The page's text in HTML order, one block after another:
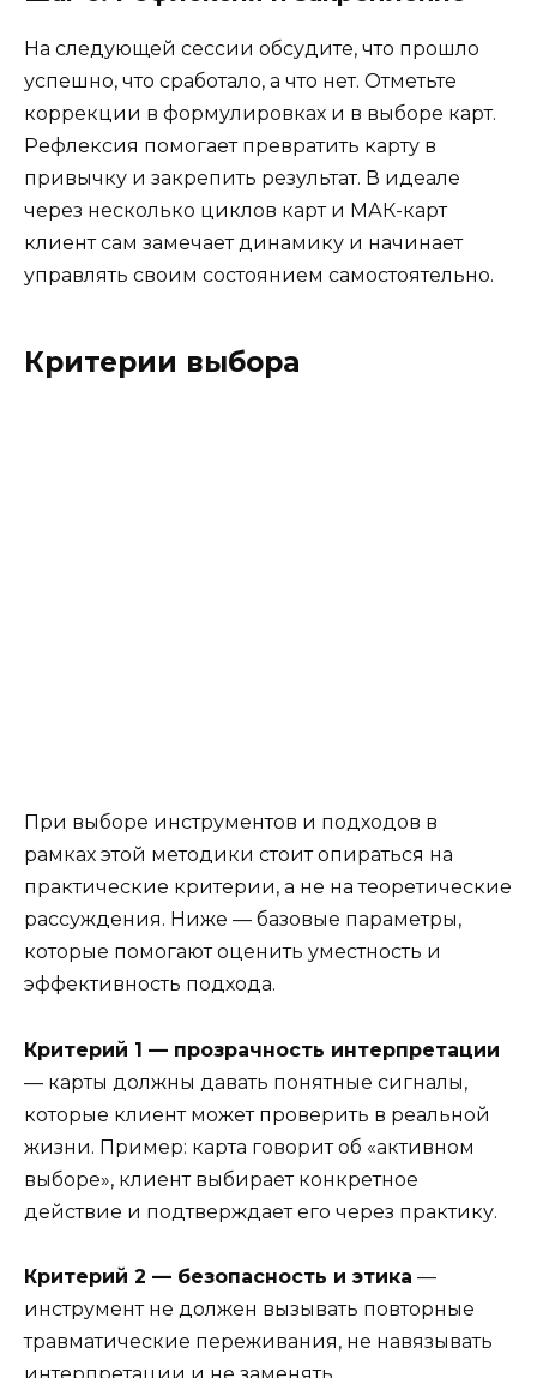
На следующей сессии обсудите, что прошло
успешно, что сработало, а что нет. Отметьте
коррекции в формулировках и в выборе карт.
Рефлексия помогает превратить карту в
привычку и закрепить результат. В идеале
через несколько циклов карт и МАК-карт
клиент сам замечает динамику и начинает
управлять своим состоянием самостоятельно.
Критерии выбора
При выборе инструментов и подходов в
рамках этой методики стоит опираться на
практические критерии, а не на теоретические
рассуждения. Ниже — базовые параметры,
которые помогают оценить уместность и
эффективность подхода.
Критерий 1 — прозрачность интерпретации
— карты должны давать понятные сигналы,
которые клиент может проверить в реальной
жизни. Пример: карта говорит об «активном
выборе», клиент выбирает конкретное
действие и подтверждает его через практику.
Критерий 2 — безопасность и этика —
инструмент не должен вызывать повторные
травматические переживания, не навязывать